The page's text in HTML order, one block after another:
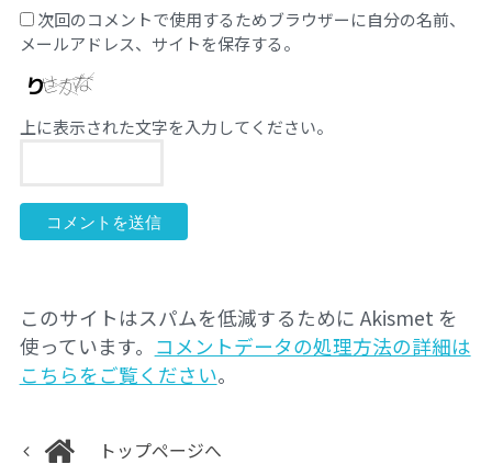
次回のコメントで使用するためブラウザーに自分の名前、
メールアドレス、サイトを保存する。
上に表示された文字を入力してください。
このサイトはスパムを低減するために Akismet を
使っています。 コメントデータの処理方法の詳細は
こちらをご覧ください。
トップページへ